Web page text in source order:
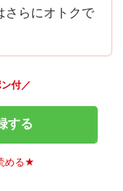
さらにオトクで
付／
する
める★